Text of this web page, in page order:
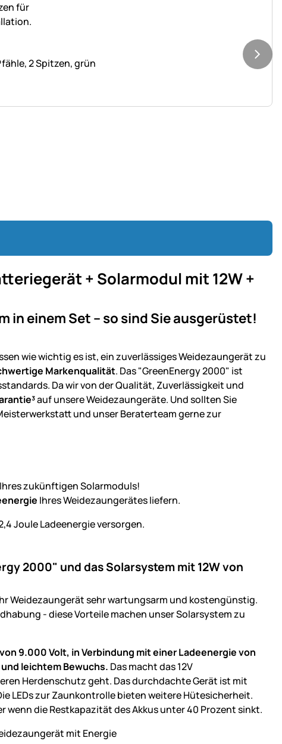
2 Spitzen, grün
+ Solarmodul mit 12W +
in einem Set – so sind Sie ausgerüstet!
wie wichtig es ist, ein zuverlässiges Weidezaungerät zu
Markenqualität. Das "GreenEnergy 2000" ist
Da wir von der Qualität, Zuverlässigkeit und
auf unsere Weidezaungeräte. Und sollten Sie
und unser Beraterteam gerne zur
zukünftigen Solarmoduls!
Ihres Weidezaungerätes liefern.
Joule Ladeenergie versorgen.
2000" und das Solarsystem mit 12W von
Weidezaungerät sehr wartungsarm und kostengünstig.
- diese Vorteile machen unser Solarsystem zu
9.000 Volt, in Verbindung mit einer Ladeenergie von
leichtem Bewuchs. Das macht das 12V
Herdenschutz geht. Das durchdachte Gerät ist mit
LEDs zur Zaunkontrolle bieten weitere Hütesicherheit.
die Restkapazität des Akkus unter 40 Prozent sinkt.